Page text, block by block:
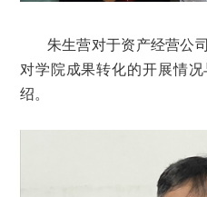
朱生营对于资产经营公
对学院成果转化的开展情
绍。